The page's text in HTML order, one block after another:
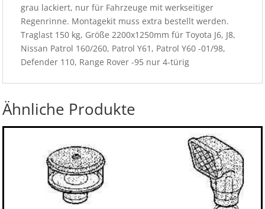
grau lackiert, nur für Fahrzeuge mit werkseitiger
Regenrinne. Montagekit muss extra bestellt werden.
Traglast 150 kg, Größe 2200x1250mm für Toyota J6, J8,
Nissan Patrol 160/260, Patrol Y61, Patrol Y60 -01/98,
Defender 110, Range Rover -95 nur 4-türig
Ähnliche Produkte